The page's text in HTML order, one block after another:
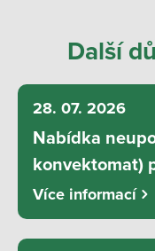
Další
28. 07. 2026
Nabídka
konvektomat)
Více informací